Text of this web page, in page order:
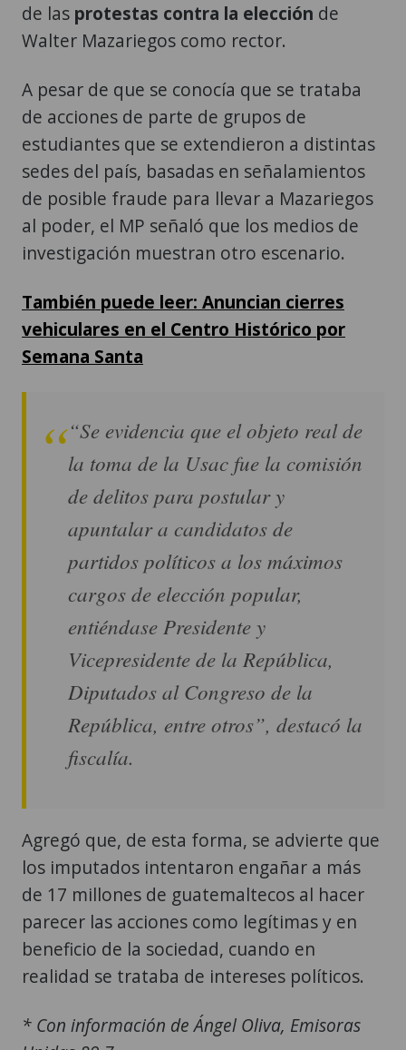
de las protestas contra la elección de
Walter Mazariegos como rector.
A pesar de que se conocía que se trataba
de acciones de parte de grupos de
estudiantes que se extendieron a distintas
sedes del país, basadas en señalamientos
de posible fraude para llevar a Mazariegos
al poder, el MP señaló que los medios de
investigación muestran otro escenario.
También puede leer: Anuncian cierres
vehiculares en el Centro Histórico por
Semana Santa
“Se evidencia que el objeto real de
la toma de la Usac fue la comisión
de delitos para postular y
apuntalar a candidatos de
partidos políticos a los máximos
cargos de elección popular,
entiéndase Presidente y
Vicepresidente de la República,
Diputados al Congreso de la
República, entre otros”, destacó la
fiscalía.
Agregó que, de esta forma, se advierte que
los imputados intentaron engañar a más
de 17 millones de guatemaltecos al hacer
parecer las acciones como legítimas y en
beneficio de la sociedad, cuando en
realidad se trataba de intereses políticos.
* Con información de Ángel Oliva, Emisoras